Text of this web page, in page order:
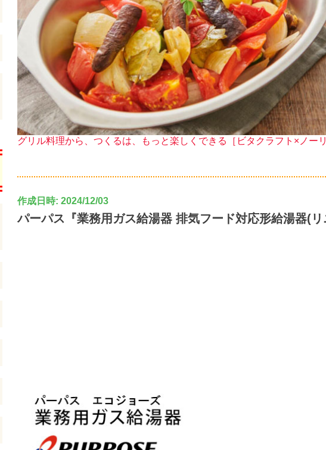
グリル料理から、つくるは、もっと楽しくできる［ビタクラフト×ノー
作成日時: 2024/12/03
パーパス『業務用ガス給湯器 排気フード対応形給湯器(